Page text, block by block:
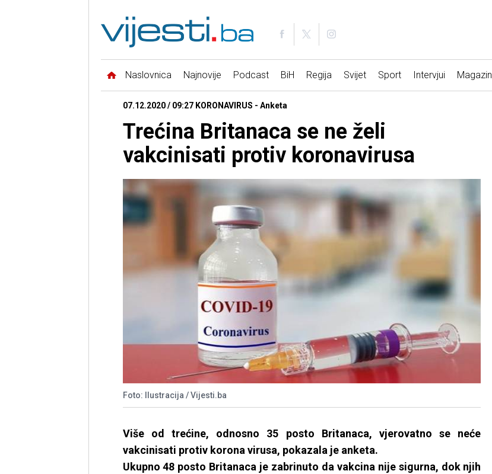
Naslovnica Najnovije Podcast BiH Regija Svijet Sport Intervjui Magazin
07.12.2020 / 09:27 KORONAVIRUS - Anketa
Trećina Britanaca se ne želi
vakcinisati protiv koronavirusa
Foto: Ilustracija / Vijesti.ba
Više od trećine, odnosno 35 posto Britanaca, vjerovatno se neće
vakcinisati protiv korona virusa, pokazala je anketa.
Ukupno 48 posto Britanaca je zabrinuto da vakcina nije sigurna, dok njih